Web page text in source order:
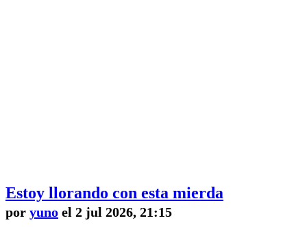
Estoy llorando con esta mierda
por yuno el 2 jul 2026, 21:15